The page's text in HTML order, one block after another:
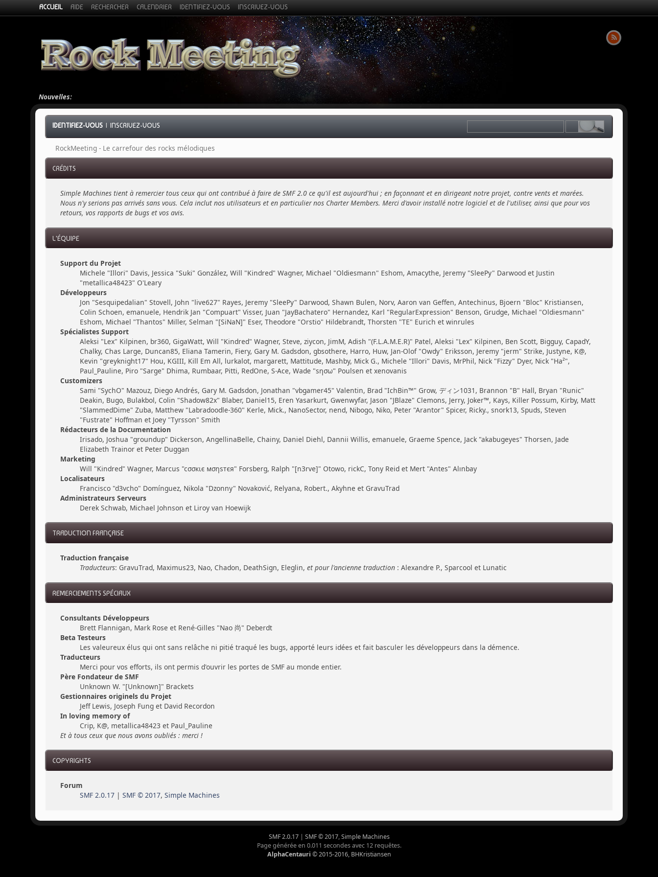
ACCUEIL AIDE RECHERCHER CALENDRIER IDENTIFIEZ-VOUS INSCRIVEZ-VOUS
Nouvelles:
IDENTIFIEZ-VOUS |INSCRIVEZ-VOUS
RockMeeting - Le carrefour des rocks mélodiques
CRÉDITS
Simple Machines tient à remercier tous ceux qui ont contribué à faire de SMF 2.0 ce qu'il est aujourd'hui ; en façonnant et en dirigeant notre projet, contre vents et marées.
Nous n'y serions pas arrivés sans vous. Cela inclut nos utilisateurs et en particulier nos Charter Members. Merci d'avoir installé notre logiciel et de l'utiliser, ainsi que pour vos
retours, vos rapports de bugs et vos avis.
L'ÉQUIPE
Support du Projet
Michele "Illori" Davis, Jessica "Suki" González, Will "Kindred" Wagner, Michael "Oldiesmann" Eshom, Amacythe, Jeremy "SleePy" Darwood et Justin
"metallica48423" O'Leary
Développeurs
Jon "Sesquipedalian" Stovell, John "live627" Rayes, Jeremy "SleePy" Darwood, Shawn Bulen, Norv, Aaron van Geffen, Antechinus, Bjoern "Bloc" Kristiansen,
Colin Schoen, emanuele, Hendrik Jan "Compuart" Visser, Juan "JayBachatero" Hernandez, Karl "RegularExpression" Benson, Grudge, Michael "Oldiesmann"
Eshom, Michael "Thantos" Miller, Selman "[SiNaN]" Eser, Theodore "Orstio" Hildebrandt, Thorsten "TE" Eurich et winrules
Spécialistes Support
Aleksi "Lex" Kilpinen, br360, GigaWatt, Will "Kindred" Wagner, Steve, ziycon, JimM, Adish "(F.L.A.M.E.R)" Patel, Aleksi "Lex" Kilpinen, Ben Scott, Bigguy, CapadY,
Chalky, Chas Large, Duncan85, Eliana Tamerin, Fiery, Gary M. Gadsdon, gbsothere, Harro, Huw, Jan-Olof "Owdy" Eriksson, Jeremy "jerm" Strike, Justyne, K@,
Kevin "greyknight17" Hou, KGIII, Kill Em All, lurkalot, margarett, Mattitude, Mashby, Mick G., Michele "Illori" Davis, MrPhil, Nick "Fizzy" Dyer, Nick "Ha²",
Paul_Pauline, Piro "Sarge" Dhima, Rumbaar, Pitti, RedOne, S-Ace, Wade "sησω" Poulsen et xenovanis
Customizers
Sami "SychO" Mazouz, Diego Andrés, Gary M. Gadsdon, Jonathan "vbgamer45" Valentin, Brad "IchBin™" Grow, ディン1031, Brannon "B" Hall, Bryan "Runic"
Deakin, Bugo, Bulakbol, Colin "Shadow82x" Blaber, Daniel15, Eren Yasarkurt, Gwenwyfar, Jason "JBlaze" Clemons, Jerry, Joker™, Kays, Killer Possum, Kirby, Matt
"SlammedDime" Zuba, Matthew "Labradoodle-360" Kerle, Mick., NanoSector, nend, Nibogo, Niko, Peter "Arantor" Spicer, Ricky., snork13, Spuds, Steven
"Fustrate" Hoffman et Joey "Tyrsson" Smith
Rédacteurs de la Documentation
Irisado, Joshua "groundup" Dickerson, AngellinaBelle, Chainy, Daniel Diehl, Dannii Willis, emanuele, Graeme Spence, Jack "akabugeyes" Thorsen, Jade
Elizabeth Trainor et Peter Duggan
Marketing
Will "Kindred" Wagner, Marcus "cσσкιє мσηѕтєя" Forsberg, Ralph "[n3rve]" Otowo, rickC, Tony Reid et Mert "Antes" Alınbay
Localisateurs
Francisco "d3vcho" Domínguez, Nikola "Dzonny" Novaković, Relyana, Robert., Akyhne et GravuTrad
Administrateurs Serveurs
Derek Schwab, Michael Johnson et Liroy van Hoewijk
TRADUCTION FRANÇAISE
Traduction française
Traducteurs: GravuTrad, Maximus23, Nao, Chadon, DeathSign, Eleglin, et pour l'ancienne traduction: Alexandre P., Sparcool et Lunatic
REMERCIEMENTS SPÉCIAUX
Consultants Développeurs
Brett Flannigan, Mark Rose et René-Gilles "Nao 尚" Deberdt
Beta Testeurs
Les valeureux élus qui ont sans relâche ni pitié traqué les bugs, apporté leurs idées et fait basculer les développeurs dans la démence.
Traducteurs
Merci pour vos efforts, ils ont permis d'ouvrir les portes de SMF au monde entier.
Père Fondateur de SMF
Unknown W. "[Unknown]" Brackets
Gestionnaires originels du Projet
Jeff Lewis, Joseph Fung et David Recordon
In loving memory of
Crip, K@, metallica48423 et Paul_Pauline
Et à tous ceux que nous avons oubliés : merci !
COPYRIGHTS
Forum
SMF 2.0.17| SMF © 2017, Simple Machines
SMF 2.0.17| SMF © 2017,Simple Machines
Page générée en 0.011 secondes avec 12 requêtes.
AlphaCentauri © 2015-2016, BHKristiansen